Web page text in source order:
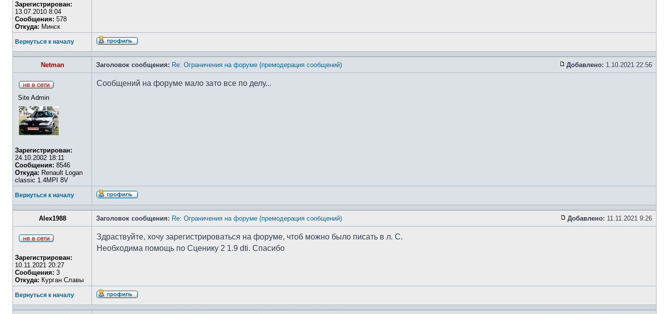
Зарегистрирован:
13.07.2010 8:04
Сообщения: 578
Откуда: Минск
Вернуться к началу
Netman Заголовок сообщения: Re: Ограничения на форуме (премодерация сообщений) Добавлено: 1.10.2021 22:56
Site Admin
Зарегистрирован:
24.10.2002 18:11
Сообщения: 8546
Откуда: Renault Logan
classic 1.4MPI 8V
Сообщений на форуме мало зато все по делу...
Вернуться к началу
Alex1988 Заголовок сообщения: Re: Ограничения на форуме (премодерация сообщений) Добавлено: 11.11.2021 9:26
Зарегистрирован:
10.11.2021 20:27
Сообщения: 3
Откуда: Курган Славы
Здраствуйте, хочу зарегистрироваться на форуме, чтоб можно было писать в л. С.
Необходима помощь по Сценику 2 1.9 dti. Спасибо
Вернуться к началу